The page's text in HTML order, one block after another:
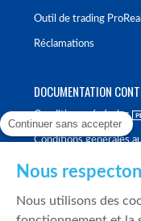
Outil de trading
Réclamations
DOCUMENTATION
Conditions générales
Conditions générales
Politique de meilleure
Continuer sans accepter
Nous
Nous utilisons des